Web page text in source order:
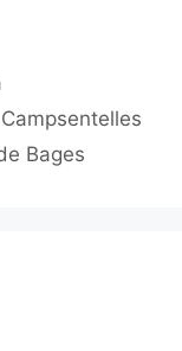
Bages